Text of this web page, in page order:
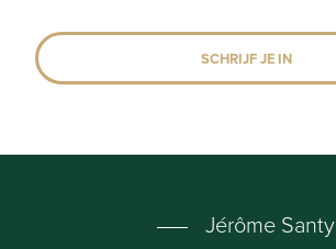
SCHRIJF JE IN
Jérôme Santy